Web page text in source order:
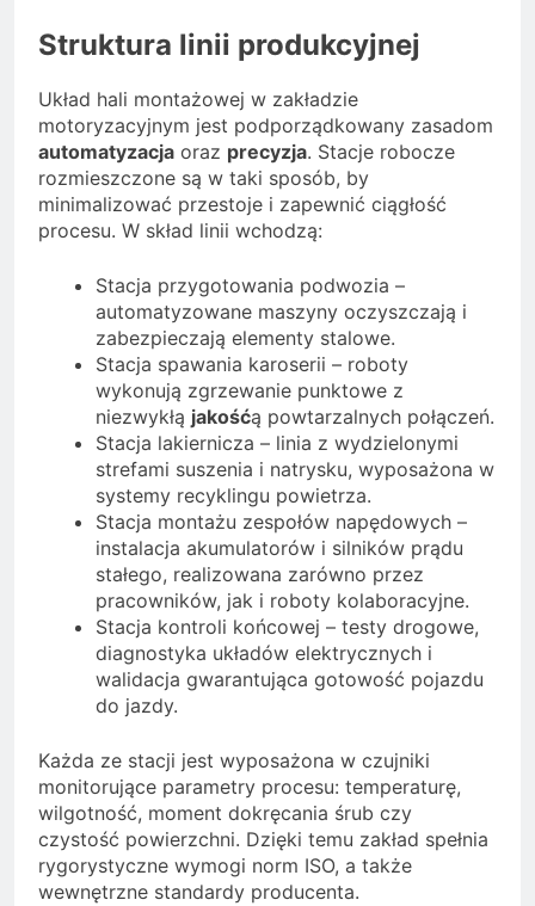
Struktura linii produkcyjnej
Układ hali montażowej w zakładzie
motoryzacyjnym jest podporządkowany zasadom
automatyzacja oraz precyzja. Stacje robocze
rozmieszczone są w taki sposób, by
minimalizować przestoje i zapewnić ciągłość
procesu. W skład linii wchodzą:
Stacja przygotowania podwozia –
automatyzowane maszyny oczyszczają i
zabezpieczają elementy stalowe.
Stacja spawania karoserii – roboty
wykonują zgrzewanie punktowe z
niezwykłą jakośćą powtarzalnych połączeń.
Stacja lakiernicza – linia z wydzielonymi
strefami suszenia i natrysku, wyposażona w
systemy recyklingu powietrza.
Stacja montażu zespołów napędowych –
instalacja akumulatorów i silników prądu
stałego, realizowana zarówno przez
pracowników, jak i roboty kolaboracyjne.
Stacja kontroli końcowej – testy drogowe,
diagnostyka układów elektrycznych i
walidacja gwarantująca gotowość pojazdu
do jazdy.
Każda ze stacji jest wyposażona w czujniki
monitorujące parametry procesu: temperaturę,
wilgotność, moment dokręcania śrub czy
czystość powierzchni. Dzięki temu zakład spełnia
rygorystyczne wymogi norm ISO, a także
wewnętrzne standardy producenta.